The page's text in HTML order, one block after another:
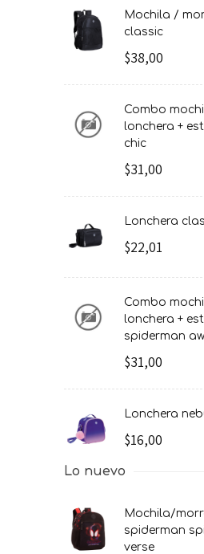
mochila / morral grande
classic
$38,00
combo mochila/morral +
lonchera +
chic
$31,00
lonchera
$22,01
combo mochila/morral +
lonchera +
spiderman
$31,00
lonchera
$16,00
Lo nuevo
mochila/morral grande
spiderman
verse